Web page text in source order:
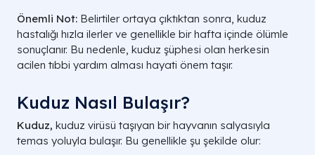
Önemli Not: Belirtiler ortaya çıktıktan sonra, kuduz
hastalığı hızla ilerler ve genellikle bir hafta içinde ölümle
sonuçlanır. Bu nedenle, kuduz şüphesi olan herkesin
acilen tıbbi yardım alması hayati önem taşır.
Kuduz Nasıl Bulaşır​?
Kuduz, kuduz virüsü taşıyan bir hayvanın salyasıyla
temas yoluyla bulaşır. Bu genellikle şu şekilde olur: